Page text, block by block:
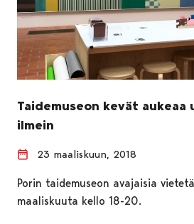
Taidemuseon kevät aukeaa
ilmein
23 maaliskuun, 2018
Porin taidemuseon avajaisia
maaliskuuta kello 18-20.